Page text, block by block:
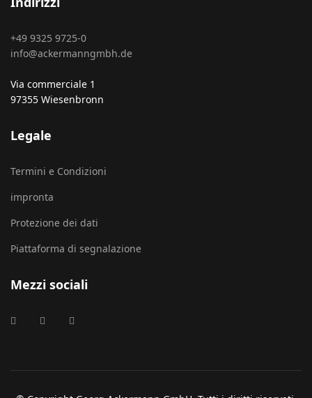
+49 9325 9725-0
info@ackermanngmbh.de
Via commerciale 1
97355 Wiesenbronn
Legale
Termini e Condizioni
impronta
Protezione dei dati
Piattaforma di segnalazione
Mezzi sociali